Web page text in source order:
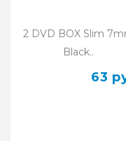
2 DVD BOX Slim
Black..
63